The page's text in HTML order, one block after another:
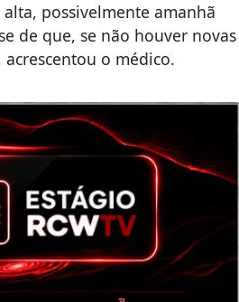
possivelmente amanhã
de que, se não houver novas
o médico.